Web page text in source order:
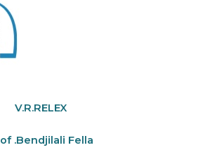
V.R.RELEX
.Bendjilali Fella